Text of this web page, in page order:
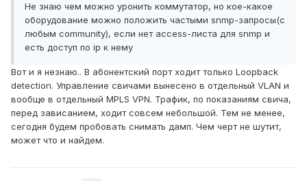
Не знаю чем можно уронить коммутатор, но кое-какое
оборудование можно положить частыми snmp-запросы(с
любым community), если нет access-листа для snmp и
есть доступ по ip к нему
Вот и я незнаю.. В абонентский порт ходит только Loopback
detection. Управление свичами вынесено в отдельный VLAN и
вообще в отдельный MPLS VPN. Трафик, по показаниям свича,
перед зависанием, ходит совсем небольшой. Тем не менее,
сегодня будем пробовать снимать дамп. Чем черт не шутит,
может что и найдем.